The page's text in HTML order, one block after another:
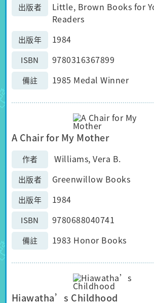
出版者
Little, Brown Books for
Readers
出版年 1984
ISBN 9780316367899
備註 1985 Medal Winner
A Chair for My Mother
作者 Williams, Vera B.
出版者 Greenwillow Books
出版年 1984
ISBN 9780688040741
備註 1983 Honor Books
Hiawatha’s Childhood